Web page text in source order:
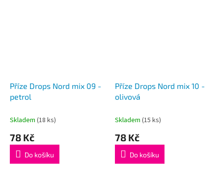
Příze Drops Nord mix 09 -
petrol
Skladem (18 ks)
78 Kč
Do košíku
Příze Drops Nord mix 10 -
olivová
Skladem (15 ks)
78 Kč
Do košíku